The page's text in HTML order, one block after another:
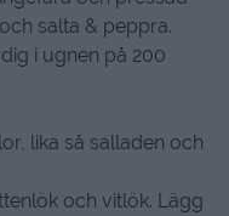
salta & peppra.
i ugnen på 200
lika så salladen och
och vitlök. Lägg